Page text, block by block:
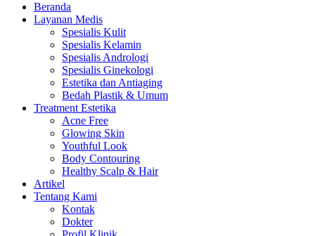
Beranda
Layanan Medis
Spesialis Kulit
Spesialis Kelamin
Spesialis Andrologi
Spesialis Ginekologi
Estetika dan Antiaging
Bedah Plastik & Umum
Treatment Estetika
Acne Free
Glowing Skin
Youthful Look
Body Contouring
Healthy Scalp & Hair
Artikel
Tentang Kami
Kontak
Dokter